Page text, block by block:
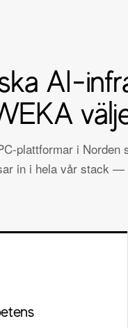
AI-
plattformar i Norden
in i hela vår stack